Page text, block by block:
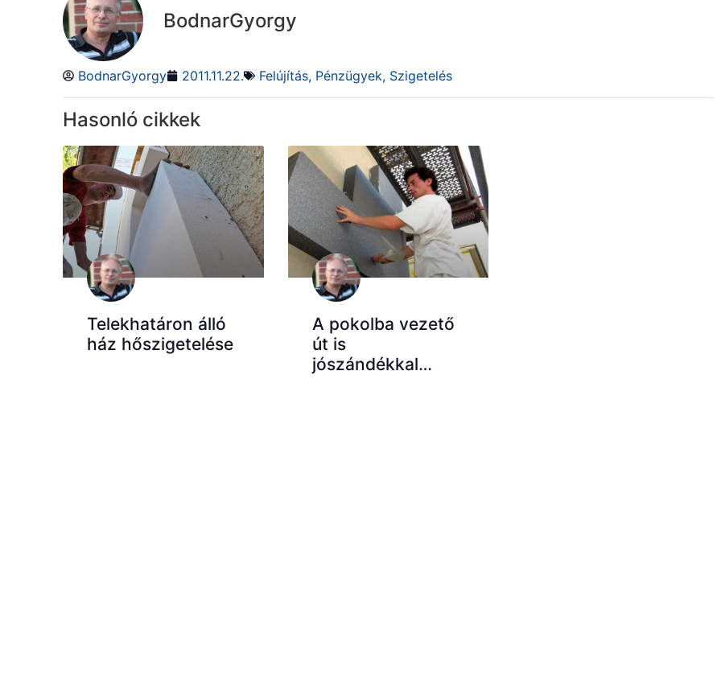
BodnarGyorgy
BodnarGyorgy 2011.11.22. Felújítás, Pénzügyek, Szigetelés
Hasonló cikkek
Telekhatáron álló
ház hőszigetelése
A pokolba vezető
út is
jószándékkal…